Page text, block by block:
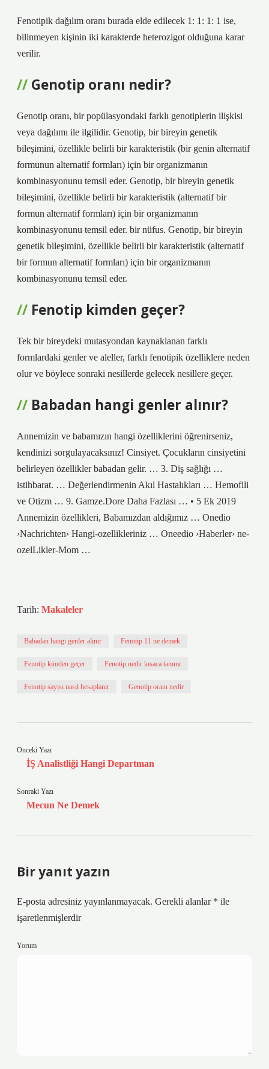
Fenotipik dağılım oranı burada elde edilecek 1: 1: 1: 1 ise,
bilinmeyen kişinin iki karakterde heterozigot olduğuna karar
verilir.
Genotip oranı nedir?
Genotip oranı, bir popülasyondaki farklı genotiplerin ilişkisi
veya dağılımı ile ilgilidir. Genotip, bir bireyin genetik
bileşimini, özellikle belirli bir karakteristik (bir genin alternatif
formunun alternatif formları) için bir organizmanın
kombinasyonunu temsil eder. Genotip, bir bireyin genetik
bileşimini, özellikle belirli bir karakteristik (alternatif bir
formun alternatif formları) için bir organizmanın
kombinasyonunu temsil eder. bir nüfus. Genotip, bir bireyin
genetik bileşimini, özellikle belirli bir karakteristik (alternatif
bir formun alternatif formları) için bir organizmanın
kombinasyonunu temsil eder.
Fenotip kimden geçer?
Tek bir bireydeki mutasyondan kaynaklanan farklı
formlardaki genler ve aleller, farklı fenotipik özelliklere neden
olur ve böylece sonraki nesillerde gelecek nesillere geçer.
Babadan hangi genler alınır?
Annemizin ve babamızın hangi özelliklerini öğrenirseniz,
kendinizi sorgulayacaksınız! Cinsiyet. Çocukların cinsiyetini
belirleyen özellikler babadan gelir. … 3. Diş sağlığı …
istihbarat. … Değerlendirmenin Akıl Hastalıkları … Hemofili
ve Otizm … 9. Gamze.Dore Daha Fazlası … • 5 Ek 2019
Annemizin özellikleri, Babamızdan aldığımız … Onedio
›Nachrichten› Hangi-ozellikleriniz … Oneedio ›Haberler› ne-
ozelLikler-Mom …
Tarih: Makaleler
Babadan hangi genler alınır Fenotip 11 ne demek
Fenotip kimden geçer Fenotip nedir kısaca tanımı
Fenotip sayısı nasıl hesaplanır Genotip oranı nedir
Önceki Yazı
İŞ Analistliği Hangi Departman
Sonraki Yazı
Mecun Ne Demek
Bir yanıt yazın
E-posta adresiniz yayınlanmayacak. Gerekli alanlar * ile
işaretlenmişlerdir
Yorum